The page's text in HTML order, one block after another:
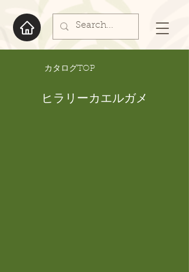
​カタログTOP
ヒラリーカエルガメ